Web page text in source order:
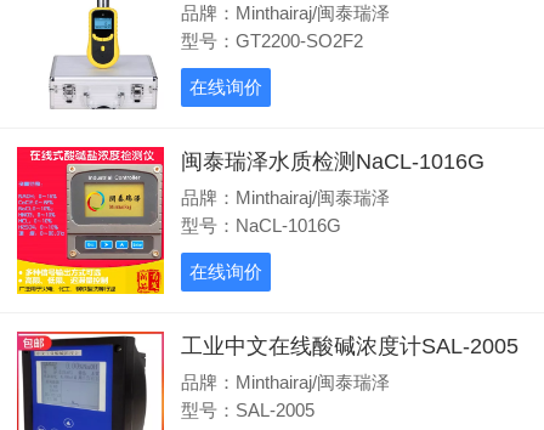
品牌：Minthairaj/闽泰瑞泽
型号：GT2200-SO2F2
在线询价
闽泰瑞泽水质检测NaCL-1016G
品牌：Minthairaj/闽泰瑞泽
型号：NaCL-1016G
在线询价
工业中文在线酸碱浓度计SAL-2005
品牌：Minthairaj/闽泰瑞泽
型号：SAL-2005